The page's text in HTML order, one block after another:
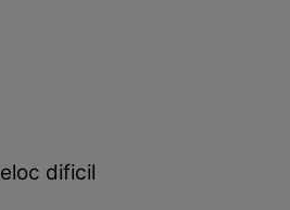
dificil